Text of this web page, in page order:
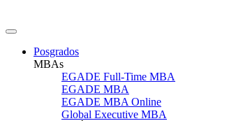
Posgrados
MBAs
EGADE Full-Time MBA
EGADE MBA
EGADE MBA Online
Global Executive MBA